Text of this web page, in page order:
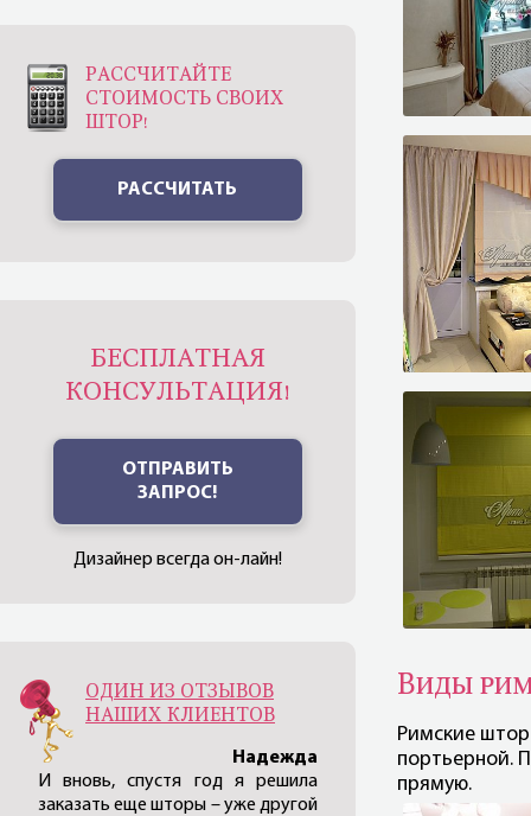
Виды
Римские
портьерной.
прямую.
РАССЧИТАЙТЕ
СТОИМОСТЬ СВОИХ
ШТОР!
РАССЧИТАТЬ
БЕСПЛАТНАЯ
КОНСУЛЬТАЦИЯ!
ОТПРАВИТЬ
ЗАПРОС!
Дизайнер всегда он-лайн!
ОДИН ИЗ ОТЗЫВОВ
НАШИХ КЛИЕНТОВ
Надежда
И вновь, спустя год я решила
заказать еще шторы – уже другой